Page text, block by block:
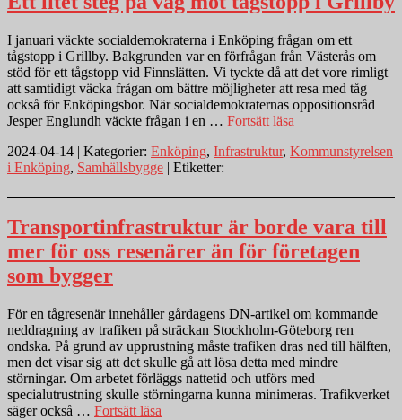
I januari väckte socialdemokraterna i Enköping frågan om ett
tågstopp i Grillby. Bakgrunden var en förfrågan från Västerås om
stöd för ett tågstopp vid Finnslätten. Vi tyckte då att det vore rimligt
att samtidigt väcka frågan om bättre möjligheter att resa med tåg
också för Enköpingsbor. När socialdemokraternas oppositionsråd
Jesper Englundh väckte frågan i en … Fortsätt läsa
steg
mot
tågstopp
i
Grillby”
2024-04-14 | Kategorier: Enköping, Infrastruktur, Kommunstyrelsen
i Enköping, Samhällsbygge | Etiketter:
Transportinfrastruktur är borde vara till
mer för oss resenärer än för företagen
som bygger
För en tågresenär innehåller gårdagens DN-artikel om kommande
neddragning av trafiken på sträckan Stockholm-Göteborg ren
ondska. På grund av upprustning måste trafiken dras ned till hälften,
men det visar sig att det skulle gå att lösa detta med mindre
störningar. Om arbetet förläggs nattetid och utförs med
specialutrustning skulle störningarna kunna minimeras. Trafikverket
säger också … Fortsätt läsa